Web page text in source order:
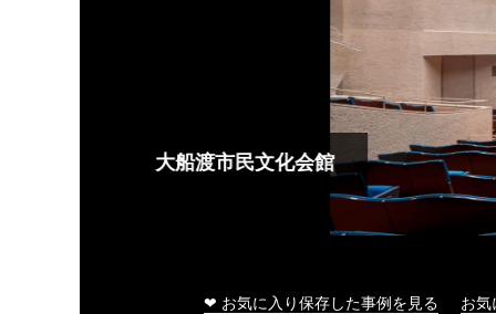
大船渡市民文化会館
❤ お気に入り保存した事例を見る お